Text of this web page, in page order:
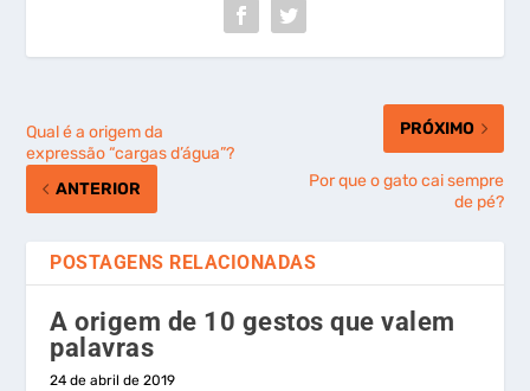
Qual é a origem da
expressão “cargas d’água”?
ANTERIOR
PRÓXIMO
Por que o gato cai sempre
de pé?
POSTAGENS RELACIONADAS
A origem de 10 gestos que valem
palavras
24 de abril de 2019